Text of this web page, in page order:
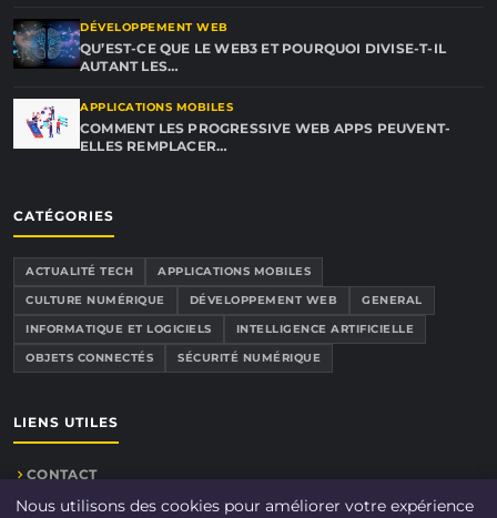
DÉVELOPPEMENT WEB
QU’EST-CE QUE LE WEB3 ET POURQUOI DIVISE-T-IL
AUTANT LES…
APPLICATIONS MOBILES
COMMENT LES PROGRESSIVE WEB APPS PEUVENT-
ELLES REMPLACER…
CATÉGORIES
ACTUALITÉ TECH
APPLICATIONS MOBILES
CULTURE NUMÉRIQUE
DÉVELOPPEMENT WEB
GENERAL
INFORMATIQUE ET LOGICIELS
INTELLIGENCE ARTIFICIELLE
OBJETS CONNECTÉS
SÉCURITÉ NUMÉRIQUE
LIENS UTILES
CONTACT
Nous utilisons des cookies pour améliorer votre expérience